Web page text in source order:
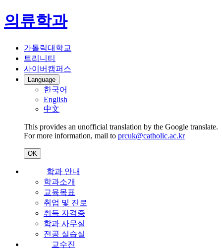
의류학과
가톨릭대학교
트리니티
사이버캠퍼스
Language
한국어
English
中文
This provides an unofficial translation by the Google translate.
For more information, mail to prcuk@catholic.ac.kr
OK
학과 안내
학과소개
교육목표
취업 및 진로
취득 자격증
학과 사무실
전공 실습실
교수진